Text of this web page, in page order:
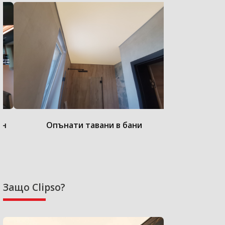
Опънати тавани в бани
Защо Clipso?